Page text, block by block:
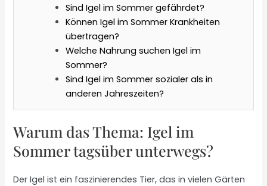
Sind Igel im Sommer gefährdet?
Können Igel im Sommer Krankheiten
übertragen?
Welche Nahrung suchen Igel im
Sommer?
Sind Igel im Sommer sozialer als in
anderen Jahreszeiten?
Warum das Thema: Igel im
Sommer tagsüber unterwegs?
Der Igel ist ein faszinierendes Tier, das in vielen Gärten